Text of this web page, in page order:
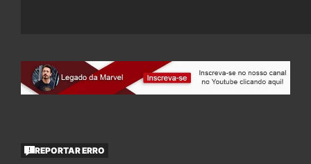
REPORTAR ERRO